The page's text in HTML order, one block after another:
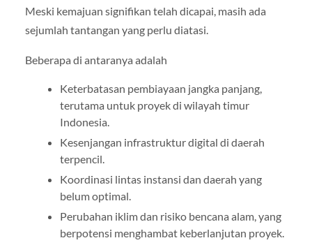
Meski kemajuan signifikan telah dicapai, masih ada
sejumlah tantangan yang perlu diatasi.
Beberapa di antaranya adalah
Keterbatasan pembiayaan jangka panjang,
terutama untuk proyek di wilayah timur
Indonesia.
Kesenjangan infrastruktur digital di daerah
terpencil.
Koordinasi lintas instansi dan daerah yang
belum optimal.
Perubahan iklim dan risiko bencana alam, yang
berpotensi menghambat keberlanjutan proyek.